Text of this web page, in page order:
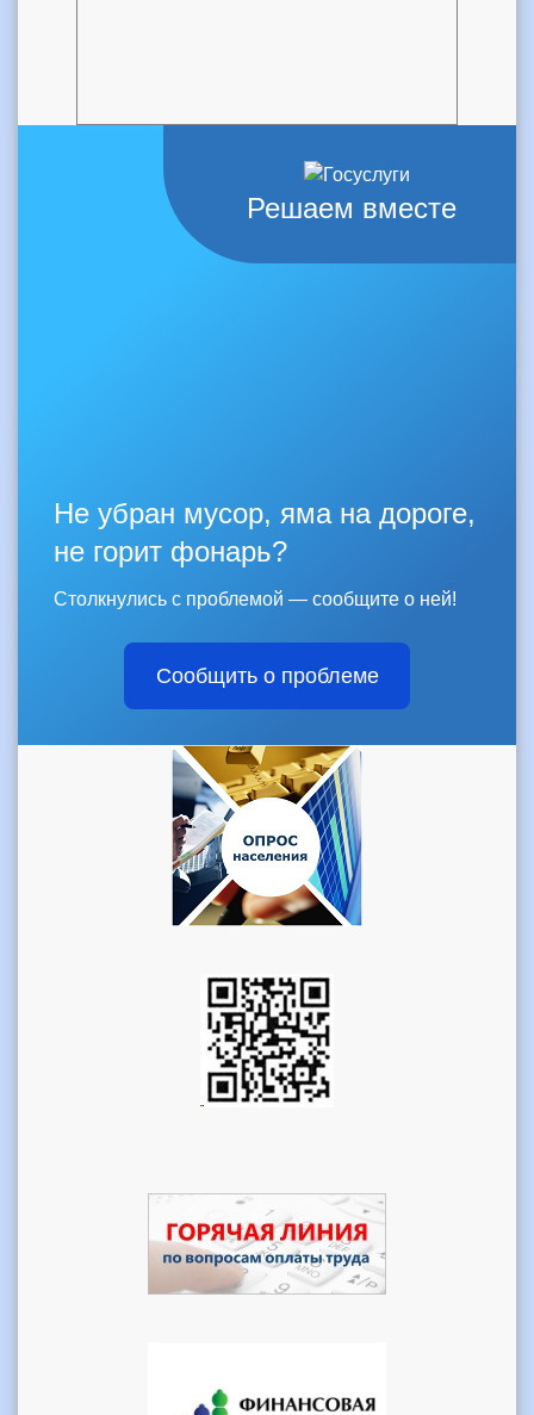
Решаем вместе
Не убран мусор, яма на дороге,
не горит фонарь?
Столкнулись с проблемой — сообщите о ней!
Сообщить о проблеме